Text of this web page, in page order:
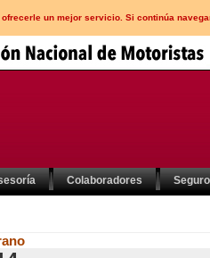
un mejor servicio. Si continúa
Colaboradores